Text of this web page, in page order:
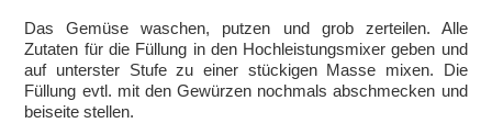
Das Gemüse waschen, putzen und grob zerteilen. Alle
Zutaten für die Füllung in den Hochleistungsmixer geben und
auf unterster Stufe zu einer stückigen Masse mixen. Die
Füllung evtl. mit den Gewürzen nochmals abschmecken und
beiseite stellen.